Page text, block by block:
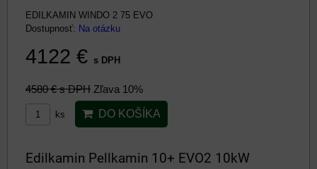
EDILKAMIN WINDO 2 75 EVO
Dostupnosť: Na otázku
4122 € s DPH
4580 €s DPH Zľava 10%
ks DO KOŠÍKA
Edilkamin Pellkamin 10+ EVO2 10kW